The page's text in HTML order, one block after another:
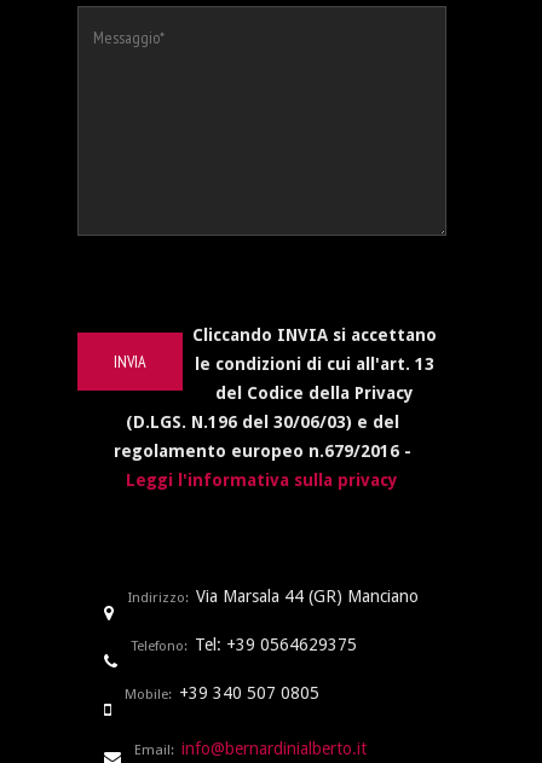
Cliccando INVIA si accettano
le condizioni di cui all'art. 13
del Codice della Privacy
(D.LGS. N.196 del 30/06/03) e del
regolamento europeo n.679/2016 -
Leggi l'informativa sulla privacy
Indirizzo: Via Marsala 44 (GR) Manciano
Telefono: Tel: +39 0564629375
Mobile: +39 340 507 0805
Email: info@bernardinialberto.it